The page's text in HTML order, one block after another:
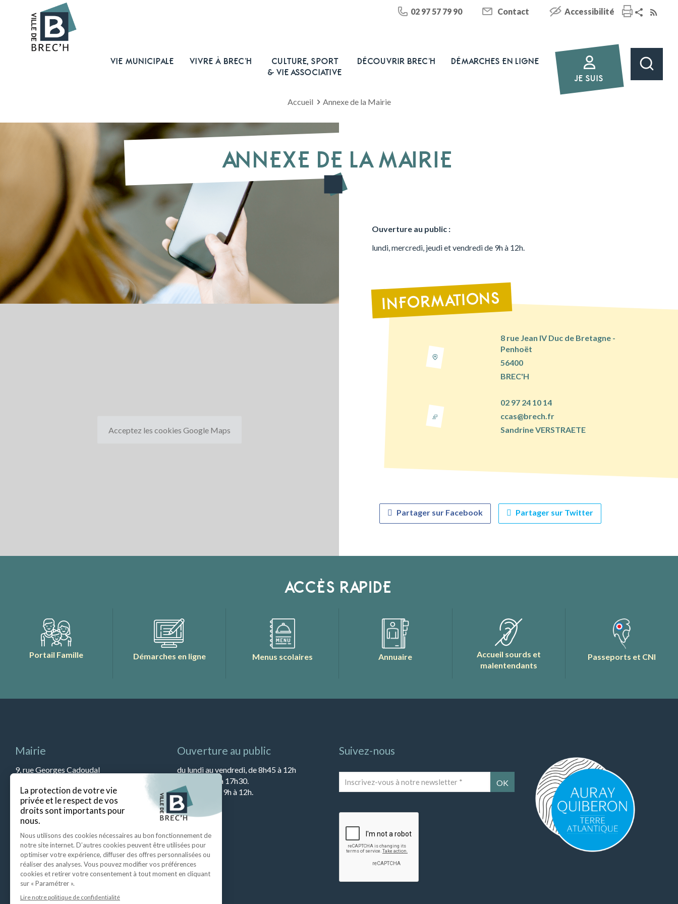
02 97 57 79 90 Contact Accessibilité
VIE MUNICIPALE VIVRE À BREC’H
CULTURE, SPORT
& VIE ASSOCIATIVE
DÉCOUVRIR BREC’H
DÉMARCHES EN LIGNE
JE SUIS
Accueil Annexe de la Mairie
ANNEXE DE LA MAIRIE
Acceptez les cookies Google Maps
Ouverture au public :
lundi, mercredi, jeudi et vendredi de 9h à 12h.
INFORMATIONS
8 rue Jean IV Duc de Bretagne -
Penhoët
56400
BREC'H
02 97 24 10 14
ccas@brech.fr
Sandrine VERSTRAETE
Partager sur Facebook Partager sur Twitter
ACCÈS RAPIDE
Portail Famille Démarches en ligne Menus scolaires Annuaire
Accueil sourds et
malentendants
Passeports et CNI
Mairie
9, rue Georges Cadoudal
Tél : 02 97 57 79 90
Fax : 02 97 57 52 67
Ouverture au public
du lundi au vendredi, de 8h45 à 12h
et de 13h45 à 17h30.
Le samedi de 9h à 12h.
Suivez-nous
vous
newsletter